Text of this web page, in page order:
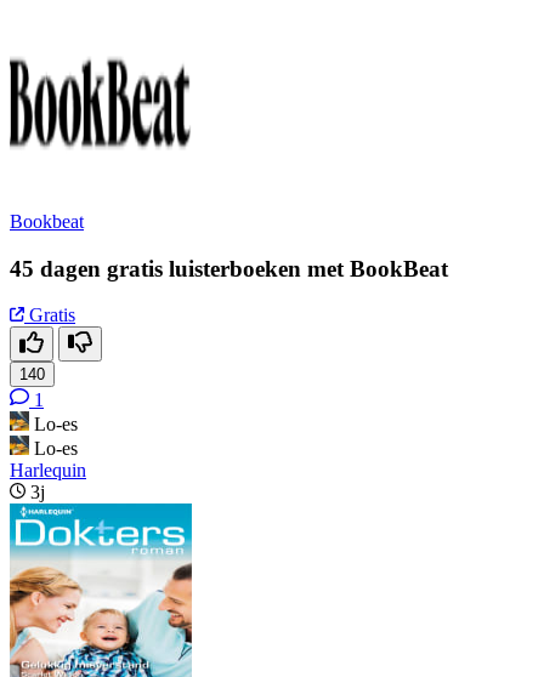
Bookbeat
45 dagen gratis luisterboeken met BookBeat
Gratis
140
1
Lo-es
Lo-es
Harlequin
3j